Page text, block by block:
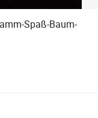
Spaß-Baum-